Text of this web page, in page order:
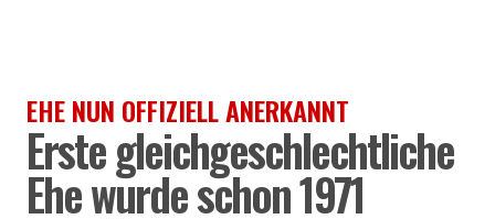
EHE NUN OFFIZIELL ANERKANNT
Erste gleichgeschlechtliche
Ehe wurde schon 1971